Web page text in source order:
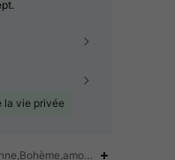
la vie privée